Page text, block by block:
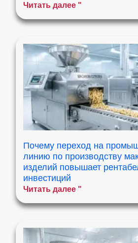
Читать далее "
Почему переход на
линию по производству
изделий повышает
инвестиций
Читать далее "